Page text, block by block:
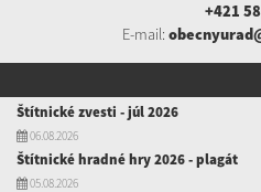
+421
E-mail:
Štítnické zvesti - júl 2026
06.08.2026
Štítnické hradné hry 2026 - plagát
05.08.2026